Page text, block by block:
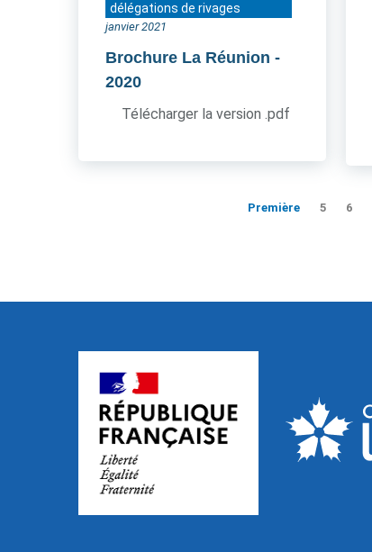
délégations de rivages
janvier 2021
Brochure La Réunion -
2020
Télécharger la version .pdf
Première 5 6